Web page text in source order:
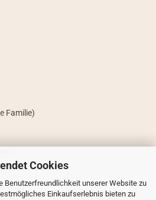
Cookies
Benutzerfreundlichkeit unserer Website zu
Einkaufserlebnis bieten zu
Familie)